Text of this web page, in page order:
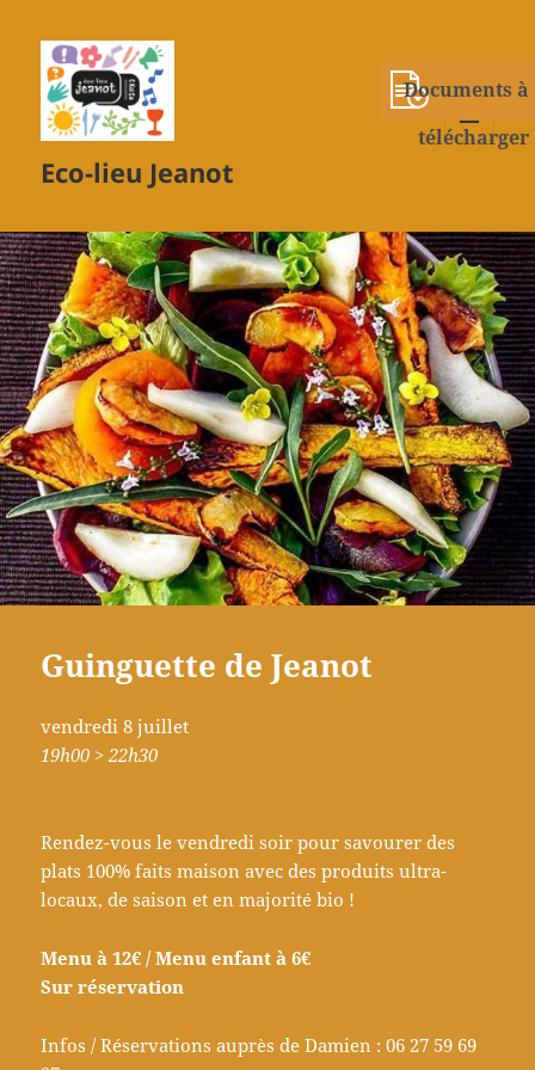
Eco-lieu Jeanot
MENU
Guinguette de Jeanot
vendredi 8 juillet
19h00 > 22h30
Rendez-vous le vendredi soir pour savourer des
plats 100% faits maison avec des produits ultra-
locaux, de saison et en majorité bio !
Menu à 12€ / Menu enfant à 6€
Sur réservation
Infos / Réservations auprès de Damien : 06 27 59 69
Documents à
télécharger